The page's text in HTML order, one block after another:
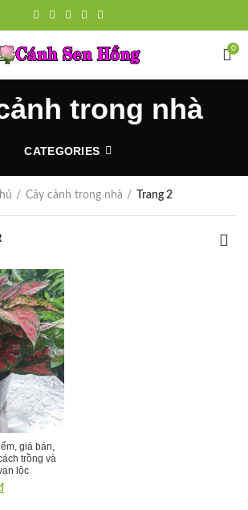
0
trong nhà
CATEGORIES
Cây cảnh trong nhà Trang 2
giá bán,
trồng và
lộc